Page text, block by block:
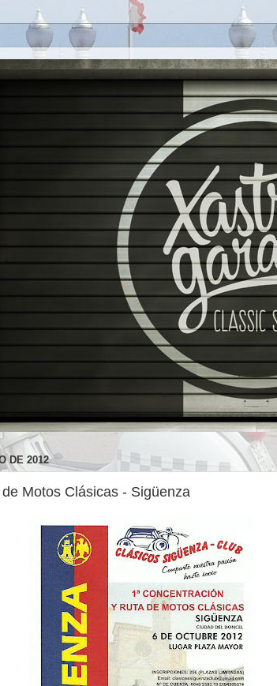
DE 2012
Motos Clásicas - Sigüenza